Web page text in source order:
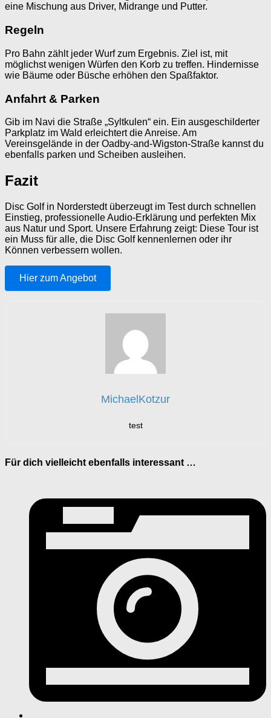
eine Mischung aus Driver, Midrange und Putter.
Regeln
Pro Bahn zählt jeder Wurf zum Ergebnis. Ziel ist, mit
möglichst wenigen Würfen den Korb zu treffen. Hindernisse
wie Bäume oder Büsche erhöhen den Spaßfaktor.
Anfahrt & Parken
Gib im Navi die Straße „Syltkulen“ ein. Ein ausgeschilderter
Parkplatz im Wald erleichtert die Anreise. Am
Vereinsgelände in der Oadby-and-Wigston-Straße kannst du
ebenfalls parken und Scheiben ausleihen.
Fazit
Disc Golf in Norderstedt überzeugt im Test durch schnellen
Einstieg, professionelle Audio-Erklärung und perfekten Mix
aus Natur und Sport. Unsere Erfahrung zeigt: Diese Tour ist
ein Muss für alle, die Disc Golf kennenlernen oder ihr
Können verbessern wollen.
Hier zum Angebot
MichaelKotzur
test
Für dich vielleicht ebenfalls interessant …